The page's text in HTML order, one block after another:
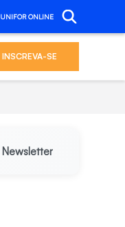
UNIFOR ONLINE
INSCREVA-SE
Newsletter